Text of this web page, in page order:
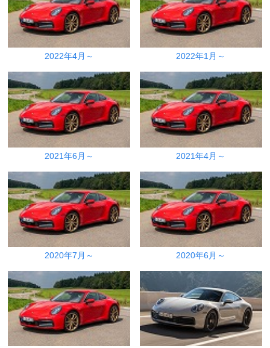
2022年4月～ 2022年1月～
2021年6月～ 2021年4月～
2020年7月～ 2020年6月～